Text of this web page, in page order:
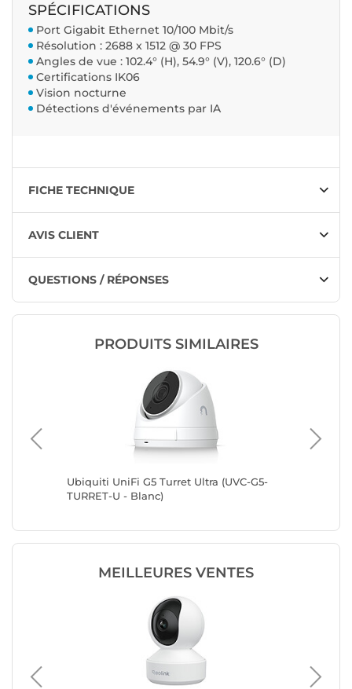
SPÉCIFICATIONS
Port Gigabit Ethernet 10/100 Mbit/s
Résolution : 2688 x 1512 @ 30 FPS
Angles de vue : 102.4° (H), 54.9° (V), 120.6° (D)
Certifications IK06
Vision nocturne
Détections d'événements par IA
FICHE TECHNIQUE
AVIS CLIENT
QUESTIONS / RÉPONSES
PRODUITS SIMILAIRES
Ubiquiti UniFi G5 Turret Ultra (UVC-G5-
TURRET-U - Blanc)
MEILLEURES VENTES